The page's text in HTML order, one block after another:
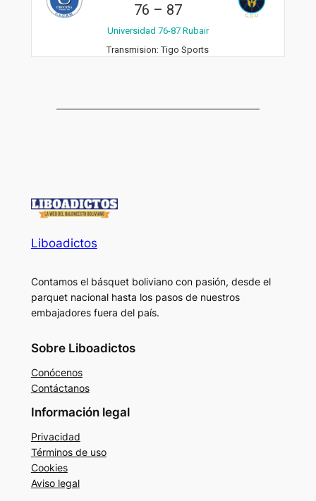
76 – 87
Universidad 76-87 Rubair
Transmision:Tigo Sports
Liboadictos
Contamos el básquet boliviano con pasión, desde el
parquet nacional hasta los pasos de nuestros
embajadores fuera del país.
Sobre Liboadictos
Conócenos
Contáctanos
Información legal
Privacidad
Términos de uso
Cookies
Aviso legal